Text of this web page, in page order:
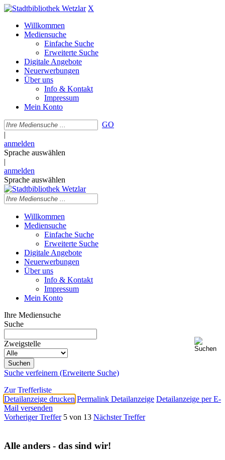
X
Willkommen
Mediensuche
Einfache Suche
Erweiterte Suche
Digitale Angebote
Neuerwerbungen
Über uns
Info & Kontakt
Impressum
Mein Konto
GO
|
anmelden
Sprache auswählen
|
anmelden
Sprache auswählen
Willkommen
Mediensuche
Einfache Suche
Erweiterte Suche
Digitale Angebote
Neuerwerbungen
Über uns
Info & Kontakt
Impressum
Mein Konto
Ihre Mediensuche
Suche
Zweigstelle
Suche verfeinern (Erweiterte Suche)
Zur Trefferliste
Detailanzeige drucken Permalink Detailanzeige Detailanzeige per E-
Mail versenden
Vorheriger Treffer 5 von 13 Nächster Treffer
Alle anders - das sind wir!